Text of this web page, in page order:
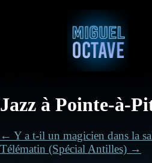
Jazz à Pointe-à-
← Y a t-il un magicien dans la
Télématin (Spécial Antilles) →